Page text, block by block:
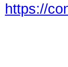
https://